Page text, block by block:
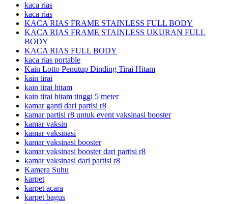
kaca rias
kaca rias
KACA RIAS FRAME STAINLESS FULL BODY
KACA RIAS FRAME STAINLESS UKURAN FULL
BODY
KACA RIAS FULL BODY
kaca rias portable
Kain Lotto Penutup Dinding Tirai Hitam
kain tirai
kain tirai hitam
kain tirai hitam tinggi 5 meter
kamar ganti dari partisi r8
kamar partisi r8 untuk event vaksinasi booster
kamar vaksin
kamar vaksinasi
kamar vaksinasi booster
kamar vaksinasi booster dari partisi r8
kamar vaksinasi dari partisi r8
Kamera Suhu
karpet
karpet acara
karpet bagus